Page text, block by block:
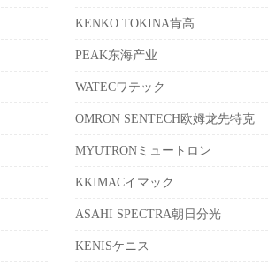
KENKO TOKINA肯高
PEAK东海产业
WATECワテック
OMRON SENTECH欧姆龙先特克
MYUTRONミュートロン
KKIMACイマック
ASAHI SPECTRA朝日分光
KENISケニス